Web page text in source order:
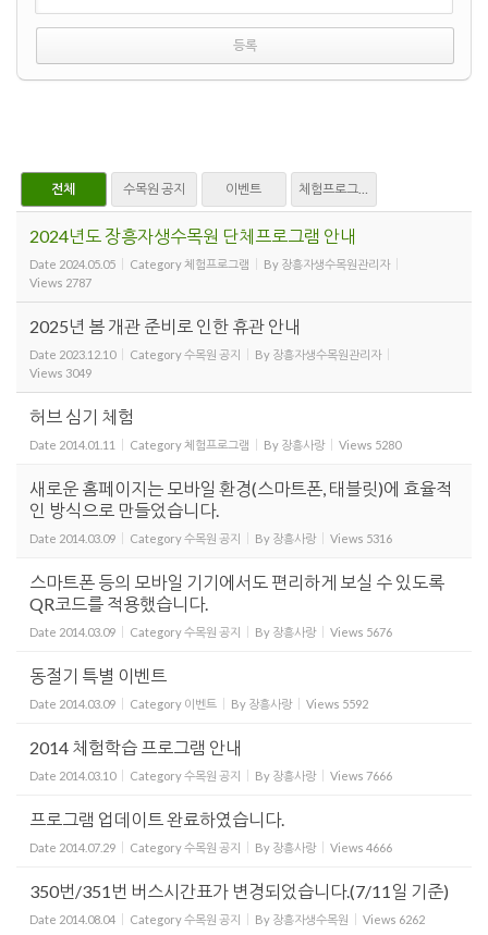
전체 수목원 공지 이벤트 체험프로그램
2024년도 장흥자생수목원 단체프로그램 안내
Date 2024.05.05 Category 체험프로그램 By 장흥자생수목원관리자
Views 2787
2025년 봄 개관 준비로 인한 휴관 안내
Date 2023.12.10 Category수목원 공지 By 장흥자생수목원관리자
Views 3049
허브 심기 체험
Date 2014.01.11 Category 체험프로그램 By 장흥사랑 Views 5280
새로운 홈페이지는 모바일 환경(스마트폰, 태블릿)에 효율적
인 방식으로 만들었습니다.
Date 2014.03.09 Category수목원 공지 By 장흥사랑 Views 5316
스마트폰 등의 모바일 기기에서도 편리하게 보실 수 있도록
QR코드를 적용했습니다.
Date 2014.03.09 Category수목원 공지 By 장흥사랑 Views 5676
동절기 특별 이벤트
Date 2014.03.09 Category 이벤트 By 장흥사랑 Views 5592
2014 체험학습 프로그램 안내
Date 2014.03.10 Category수목원 공지 By 장흥사랑 Views 7666
프로그램 업데이트 완료하였습니다.
Date 2014.07.29 Category수목원 공지 By 장흥사랑 Views 4666
350번/351번 버스시간표가 변경되었습니다.(7/11일 기준)
Date 2014.08.04 Category수목원 공지 By 장흥자생수목원 Views 6262